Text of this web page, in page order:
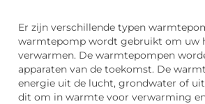
Er zijn verschillende typen
warmtepomp wordt gebruikt om uw
verwarmen. De warmtepompen
apparaten van de toekomst. De
energie uit de lucht, grondwater of
dit om in warmte voor verwarming